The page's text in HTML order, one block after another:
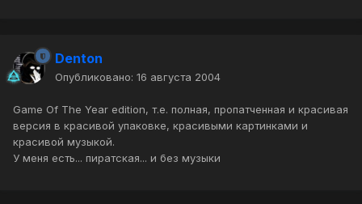
Denton
Опубликовано: 16 августа 2004
Game Of The Year edition, т.е. полная, пропатченная и красивая
версия в красивой упаковке, красивыми картинками и
красивой музыкой.
У меня есть... пиратская... и без музыки